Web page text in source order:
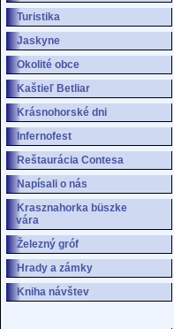
Turistika
Jaskyne
Okolité obce
Kaštieľ Betliar
Krásnohorské dni
Infernofest
Reštaurácia Contesa
Napísali o nás
Krasznahorka büszke
vára
Železný gróf
Hrady a zámky
Kniha návštev